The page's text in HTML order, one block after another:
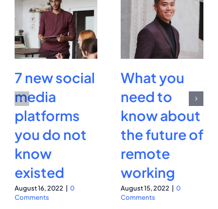
7 new social
media
platforms
you do not
know
existed
August 16, 2022
0
Comments
What you
need to
know about
the future of
remote
working
August 15, 2022
0
Comments